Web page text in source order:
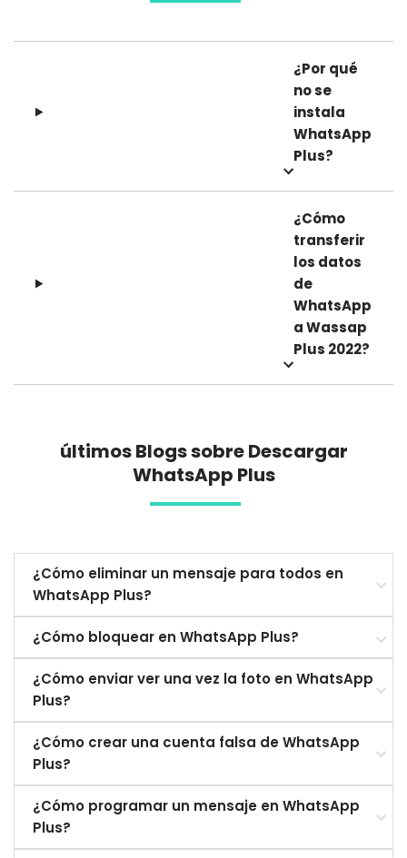
¿Por qué
no se
instala
WhatsApp
Plus?
¿Cómo
transferir
los datos
de
WhatsApp
aWassap
Plus 2022?
últimos Blogs sobre Descargar
WhatsApp Plus
¿Cómo eliminar un mensaje para todos en
WhatsApp Plus?
¿Cómo bloquear en WhatsApp Plus?
¿Cómo enviar ver una vez la foto en WhatsApp
Plus?
¿Cómo crear una cuenta falsa de WhatsApp
Plus?
¿Cómo programar un mensaje en WhatsApp
Plus?